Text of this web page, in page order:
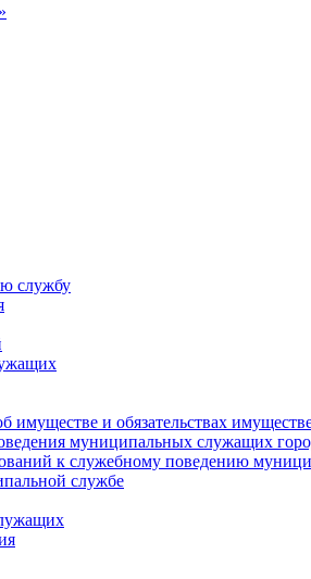
службу
имуществе и обязательствах
муниципальных служащих
к служебному поведению
службе